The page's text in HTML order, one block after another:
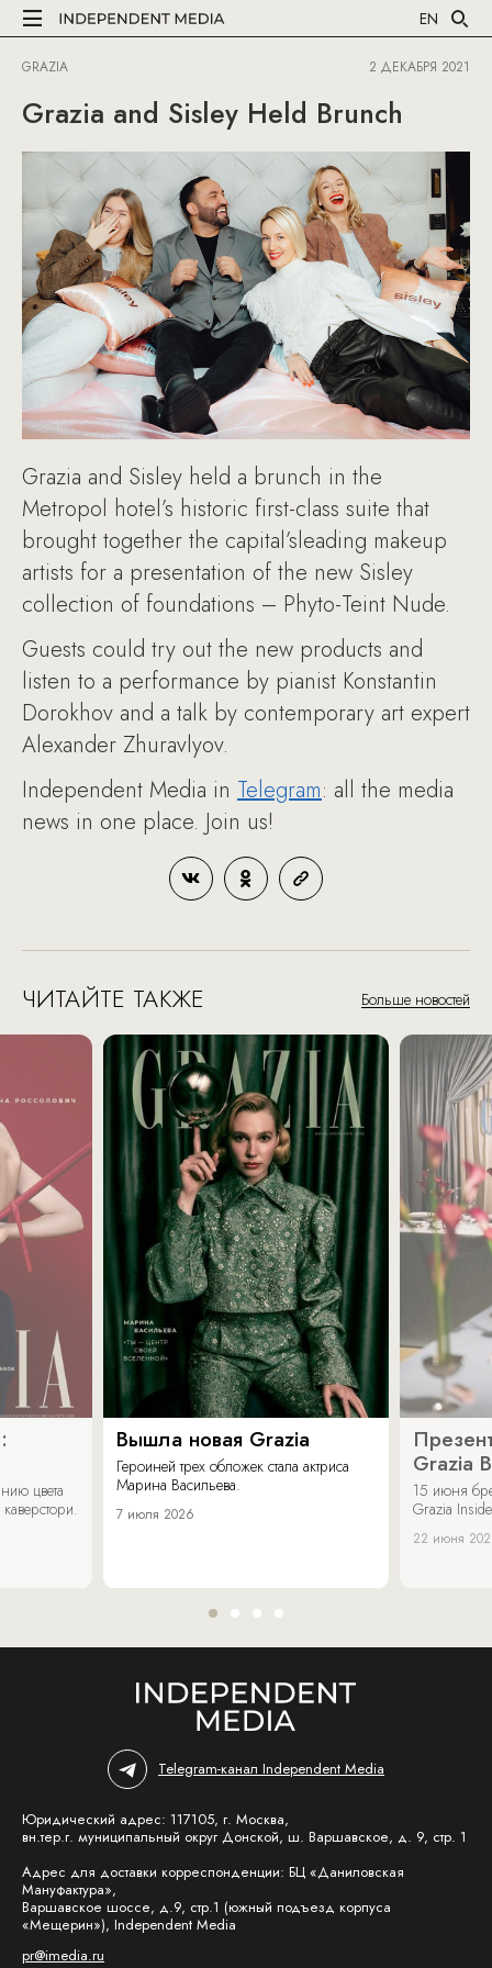
EN
GRAZIA 2 ДЕКАБРЯ 2021
Grazia and Sisley Held Brunch
Grazia and Sisley held a brunch in the
Metropol hotel’s historic first-class suite that
brought together the capital’sleading makeup
artists for a presentation of the new Sisley
collection of foundations – Phyto-Teint Nude.
Guests could try out the new products and
listen to a performance by pianist Konstantin
Dorokhov and a talk by contemporary art expert
Alexander Zhuravlyov.
Independent Media in Telegram: all the media
news in one place. Join us!
ЧИТАЙТЕ ТАКЖЕ Больше новостей
цвета
Вышла новая Grazia
Героиней трех обложек стала актриса
Марина Васильева.
7 июля 2026
Grazia
15 июня
Grazia
22 июня
Telegram-канал Independent Media
Юридический адрес: 117105, г. Москва,
вн.тер.г. муниципальный округ Донской, ш. Варшавское, д. 9, стр. 1
Адрес для доставки корреспонденции: БЦ «Даниловская
Мануфактура»,
Варшавское шоссе, д.9, стр.1 (южный подъезд корпуса
«Мещерин»), Independent Media
pr@imedia.ru